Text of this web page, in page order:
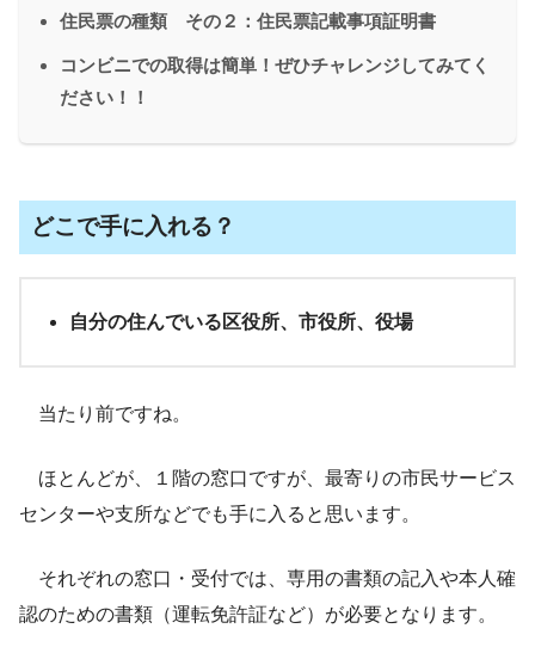
住民票の種類 その２：住民票記載事項証明書
コンビニでの取得は簡単！ぜひチャレンジしてみてく
ださい！！
どこで手に入れる？
自分の住んでいる区役所、市役所、役場
当たり前ですね。
ほとんどが、１階の窓口ですが、最寄りの市民サービス
センターや支所などでも手に入ると思います。
それぞれの窓口・受付では、専用の書類の記入や本人確
認のための書類（運転免許証など）が必要となります。